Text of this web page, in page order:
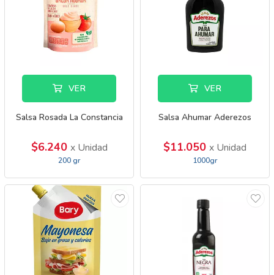
VER
Salsa Rosada La Constancia
$6.240 x Unidad
200 gr
VER
Salsa Ahumar Aderezos
$11.050 x Unidad
1000gr